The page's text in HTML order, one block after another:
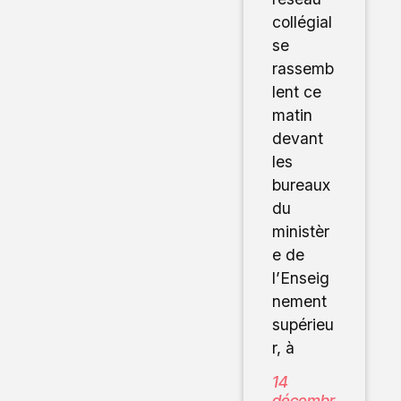
collégial
se
rassemb
lent ce
matin
devant
les
bureaux
du
ministèr
e de
l’Enseig
nement
supérieu
r, à
14